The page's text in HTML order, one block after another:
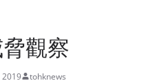
觀察
2019 tohknews